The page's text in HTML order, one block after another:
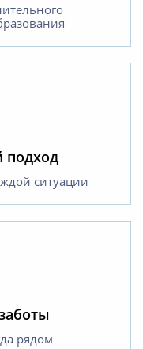
подход
ситуации
рядом